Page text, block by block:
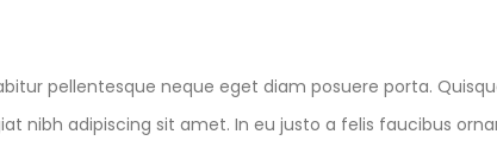
pellentesque neque eget diam posuere porta.
nibh adipiscing sit amet. In eu justo a felis faucibus